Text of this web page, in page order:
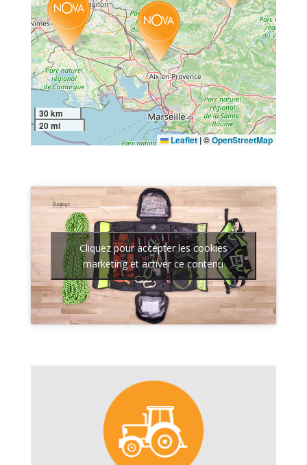
30 km
20 mi
Leaflet |©OpenStreetMap
Cliquez pour accepter les cookies
marketing et activer ce contenu